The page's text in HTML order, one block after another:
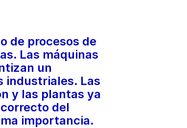
de procesos de
Las máquinas
un
industriales. Las
y las plantas ya
del
importancia.